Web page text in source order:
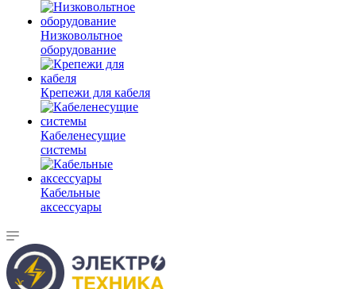
Низковольтное
оборудование
Крепежи для кабеля
Кабеленесущие
системы
Кабельные
аксессуары